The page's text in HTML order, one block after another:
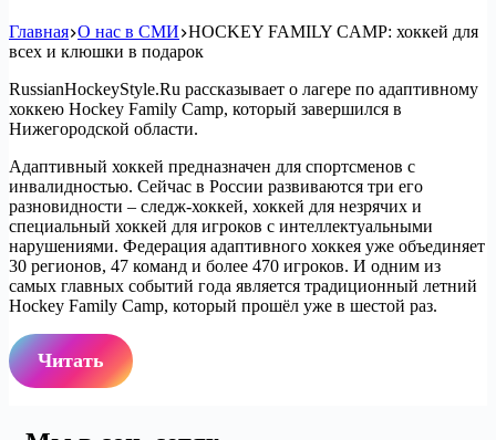
Главная О нас в СМИ HOCKEY FAMILY CAMP: хоккей для
всех и клюшки в подарок
RussianHockeyStyle.Ru рассказывает о лагере по адаптивному
хоккею Hockey Family Camp, который завершился в
Нижегородской области.
Адаптивный хоккей предназначен для спортсменов с
инвалидностью. Сейчас в России развиваются три его
разновидности – следж-хоккей, хоккей для незрячих и
специальный хоккей для игроков с интеллектуальными
нарушениями. Федерация адаптивного хоккея уже объединяет
30 регионов, 47 команд и более 470 игроков. И одним из
самых главных событий года является традиционный летний
Hockey Family Camp, который прошёл уже в шестой раз.
Читать